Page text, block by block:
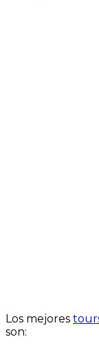
Los mejores
son: